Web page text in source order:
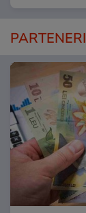
PARTENERI